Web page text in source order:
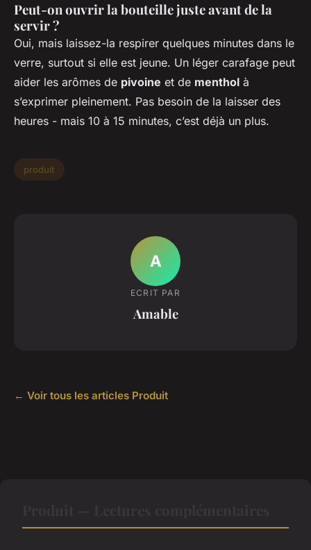
Peut-on ouvrir la bouteille juste avant de la
servir ?
Oui, mais laissez-la respirer quelques minutes dans le
verre, surtout si elle est jeune. Un léger carafage peut
aider les arômes de pivoine et de menthol à
s’exprimer pleinement. Pas besoin de la laisser des
heures - mais 10 à 15 minutes, c’est déjà un plus.
produit
A
ECRIT PAR
Amable
← Voir tous les articles Produit